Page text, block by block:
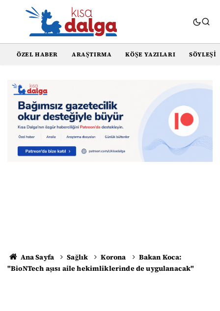
ÖZEL HABER ARAŞTIRMA KÖŞE YAZILARI SÖYLEŞI
Ana Sayfa Sağlık Korona
Bakan Koca:
"BioNTech aşısı aile hekimliklerinde de uygulanacak"